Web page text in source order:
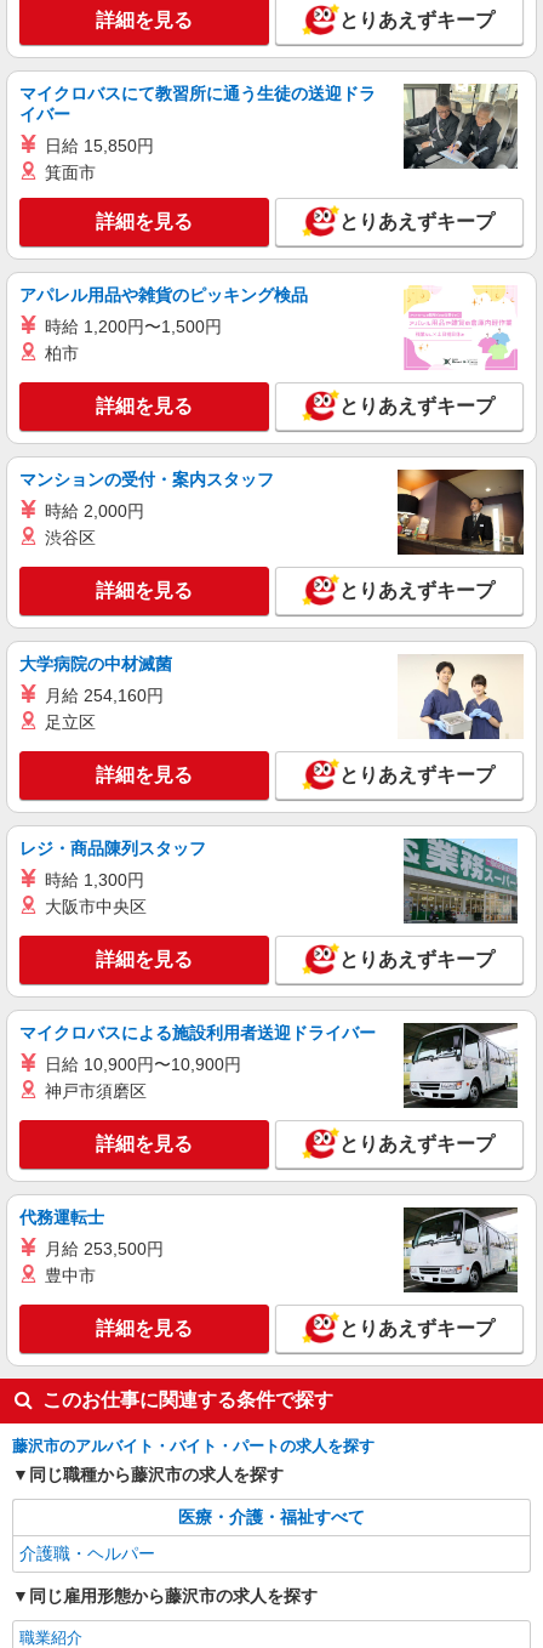
SOMPOケア ハッピーデイズ湘南台/5064ja1
介護スタッフ
【介護福祉士】 月給：242,300円 年収例：335
当も含む ◎残業時は別途時間外手当支給（超過1
分〜） ◎賞与 基本給2.08ヶ月分/年支給
神奈川県藤沢市湘南台4-26-1 【そんぽの家
キープ 詳細を見る
アルバイト パート
SOMPOケア 湘南台 訪問介護/5066cc2
登録ヘルパー
勤務（社保加入者）の場合は時給1,850円 ＊早朝
夜間（〜8:00、18:00〜）：時給2,250円〜 ＊日曜
祝日：時給2,100円〜 【実務者研修・初任者研修
（ヘルパー1級・2級）】 時給1,720円 ◎週20時間
以上勤務（社保加入者）の場合は時給1,770円 ＊
早朝夜間（〜8:00、18:00〜）：時給2,150円〜 ＊
が同時給 ◎キャンセル手当：職務時給の60％支給
神奈川県藤沢市湘南台4-26-1
キープ 詳細を見る
アルバイト
登録ヘルパー
【介護福祉士】 時給1,600円 ◎週20時間以上
勤務（社保加入者）の場合は時給1,650円 ＊夜間
（18:00〜）：時給2,000円〜 ＊日曜祝日：時給
級・2級）】 時給1,520円 ◎週20時間以上勤務
（社保加入者）の場合は時給1,570円 ＊夜間
1,820円〜 ◎身体介助、生活援助が同時給 ◎キャ
ンセル手当：職務時給の60％支給
詳細を見る
湘南台グループホームそよ風：RO44340
グループホーム 夜勤専従介護職
【時給】1,445円〜 ▼給与詳細 処遇改善手
当：220円/時 夜勤手当:6,000円/回 ▼下記別途支給
通勤手当 年末年始手当：380円/時 寸志あり：年2
試用期間中(3ヶ月)は支給なし
キープ 詳細を見る
湘南台グループホームそよ風：RO45813
グループホーム 介護スタッフ
【月給】276,620円〜305,920円 ▼給与詳細 処
遇改善手当：35,920円 夜勤手当：30,000円（5回
分） ※6回目以降は1回6,000円支給 ▼下記別途支
給 通勤手当 年末年始手当：380円/時 寸志あり：
年2回（6月・12月） ※業績による 特別報酬：平
均34.1万円（最高額135万円） ※2025年6月支給実
績 ※処遇改善手当は試用期間中(3ヶ月)は支給なし
神奈川県藤沢市今田741‐1
詳細を見る
詳細を見る とりあえずキープ
マイクロバスにて教習所に通う生徒の送迎ドラ
イバー
日給 15,850円
箕面市
詳細を見る とりあえずキープ
アパレル用品や雑貨のピッキング検品
時給 1,200円〜1,500円
柏市
詳細を見る とりあえずキープ
マンションの受付・案内スタッフ
時給 2,000円
渋谷区
詳細を見る とりあえずキープ
大学病院の中材滅菌
月給 254,160円
足立区
詳細を見る とりあえずキープ
レジ・商品陳列スタッフ
時給 1,300円
大阪市中央区
詳細を見る とりあえずキープ
マイクロバスによる施設利用者送迎ドライバー
日給 10,900円〜10,900円
神戸市須磨区
詳細を見る とりあえずキープ
代務運転士
月給 253,500円
豊中市
詳細を見る とりあえずキープ
このお仕事に関連する条件で探す
藤沢市のアルバイト・バイト・パートの求人を探す
同じ職種から藤沢市の求人を探す
医療・介護・福祉すべて
介護職・ヘルパー
同じ雇用形態から藤沢市の求人を探す
職業紹介